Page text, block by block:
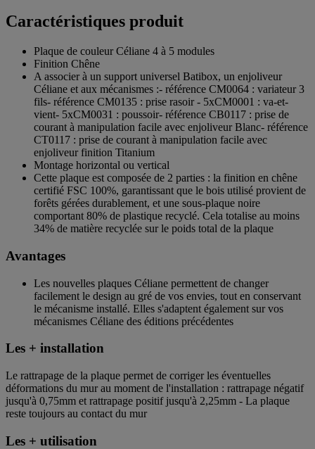
Caractéristiques produit
Plaque de couleur Céliane 4 à 5 modules
Finition Chêne
A associer à un support universel Batibox, un enjoliveur
Céliane et aux mécanismes :- référence CM0064 : variateur 3
fils- référence CM0135 : prise rasoir - 5xCM0001 : va-et-
vient- 5xCM0031 : poussoir- référence CB0117 : prise de
courant à manipulation facile avec enjoliveur Blanc- référence
CT0117 : prise de courant à manipulation facile avec
enjoliveur finition Titanium
Montage horizontal ou vertical
Cette plaque est composée de 2 parties : la finition en chêne
certifié FSC 100%, garantissant que le bois utilisé provient de
forêts gérées durablement, et une sous-plaque noire
comportant 80% de plastique recyclé. Cela totalise au moins
34% de matière recyclée sur le poids total de la plaque
Avantages
Les nouvelles plaques Céliane permettent de changer
facilement le design au gré de vos envies, tout en conservant
le mécanisme installé. Elles s'adaptent également sur vos
mécanismes Céliane des éditions précédentes
Les + installation
Le rattrapage de la plaque permet de corriger les éventuelles
déformations du mur au moment de l'installation : rattrapage négatif
jusqu'à 0,75mm et rattrapage positif jusqu'à 2,25mm - La plaque
reste toujours au contact du mur
Les + utilisation